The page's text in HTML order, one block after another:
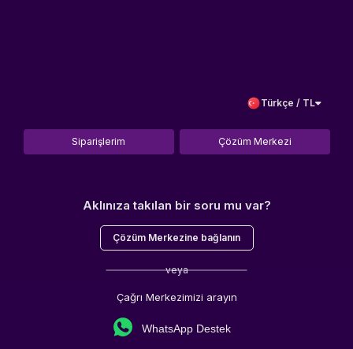
Türkçe / TL
Siparişlerim Çözüm Merkezi
Aklınıza takılan bir soru mu var?
Çözüm Merkezine bağlanın
veya
Çağrı Merkezimizi arayın
WhatsApp Destek